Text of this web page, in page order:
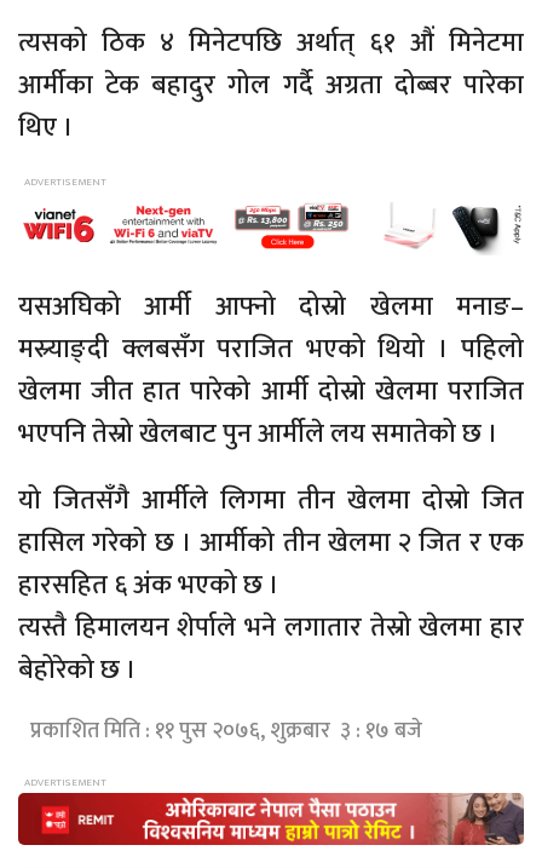
त्यसको ठिक ४ मिनेटपछि अर्थात् ६१ औं मिनेटमा
आर्मीका टेक बहादुर गोल गर्दै अग्रता दोब्बर पारेका
थिए ।
यसअघिको आर्मी आफ्नो दोस्रो खेलमा मनाङ–
मस्र्याङ्दी क्लबसँग पराजित भएको थियो । पहिलो
खेलमा जीत हात पारेको आर्मी दोस्रो खेलमा पराजित
भएपनि तेस्रो खेलबाट पुन आर्मीले लय समातेको छ ।
यो जितसँगै आर्मीले लिगमा तीन खेलमा दोस्रो जित
हासिल गरेको छ । आर्मीको तीन खेलमा २ जित र एक
हारसहित ६ अंक भएको छ ।
त्यस्तै हिमालयन शेर्पाले भने लगातार तेस्रो खेलमा हार
बेहोरेको छ ।
प्रकाशित मिति : ११ पुस २०७६, शुक्रबार ३ : १७ बजे